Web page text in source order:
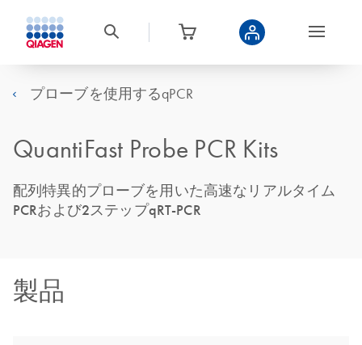
プローブを使用するqPCR
QuantiFast Probe PCR Kits
配列特異的プローブを用いた高速なリアルタイム
PCRおよび2ステップqRT-PCR
製品